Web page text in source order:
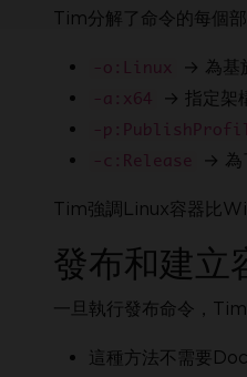
Tim分解了命令的每個部
-o:Linux → 為基
-a:x64 → 指定架
-
-c:Release → 為
Tim強調Linux容器比
發布和建立
一旦執行發布命令，
這種方法不需要